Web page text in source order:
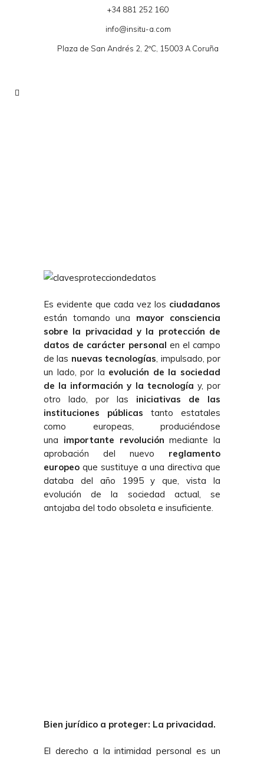
+34 881 252 160
info@insitu-a.com
Plaza de San Andrés 2, 2ºC, 15003 A Coruña
Es evidente que cada vez los ciudadanos
están tomando una mayor consciencia
sobre la privacidad y la protección de
datos de carácter personal en el campo
de las nuevas tecnologías, impulsado, por
un lado, por la evolución de la sociedad
de la información y la tecnología y, por
otro lado, por las iniciativas de las
instituciones públicas tanto estatales
como europeas, produciéndose
una importante revolución mediante la
aprobación del nuevo reglamento
europeo que sustituye a una directiva que
databa del año 1995 y que, vista la
evolución de la sociedad actual, se
antojaba del todo obsoleta e insuficiente.
Bien jurídico a proteger: La privacidad.
El derecho a la intimidad personal es un